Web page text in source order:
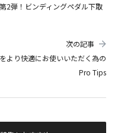
2弾！ビンディングペダル下取
次の記事
より快適にお使いいただく為の
Pro Tips